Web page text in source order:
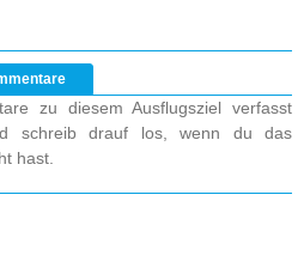
zu diesem Ausflugsziel verfasst
schreib drauf los, wenn du das
hast.